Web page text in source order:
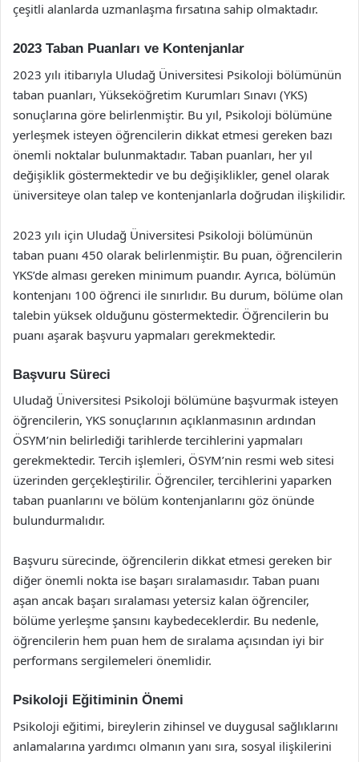
çeşitli alanlarda uzmanlaşma fırsatına sahip olmaktadır.
2023 Taban Puanları ve Kontenjanlar
2023 yılı itibarıyla Uludağ Üniversitesi Psikoloji bölümünün
taban puanları, Yükseköğretim Kurumları Sınavı (YKS)
sonuçlarına göre belirlenmiştir. Bu yıl, Psikoloji bölümüne
yerleşmek isteyen öğrencilerin dikkat etmesi gereken bazı
önemli noktalar bulunmaktadır. Taban puanları, her yıl
değişiklik göstermektedir ve bu değişiklikler, genel olarak
üniversiteye olan talep ve kontenjanlarla doğrudan ilişkilidir.
2023 yılı için Uludağ Üniversitesi Psikoloji bölümünün
taban puanı 450 olarak belirlenmiştir. Bu puan, öğrencilerin
YKS’de alması gereken minimum puandır. Ayrıca, bölümün
kontenjanı 100 öğrenci ile sınırlıdır. Bu durum, bölüme olan
talebin yüksek olduğunu göstermektedir. Öğrencilerin bu
puanı aşarak başvuru yapmaları gerekmektedir.
Başvuru Süreci
Uludağ Üniversitesi Psikoloji bölümüne başvurmak isteyen
öğrencilerin, YKS sonuçlarının açıklanmasının ardından
ÖSYM’nin belirlediği tarihlerde tercihlerini yapmaları
gerekmektedir. Tercih işlemleri, ÖSYM’nin resmi web sitesi
üzerinden gerçekleştirilir. Öğrenciler, tercihlerini yaparken
taban puanlarını ve bölüm kontenjanlarını göz önünde
bulundurmalıdır.
Başvuru sürecinde, öğrencilerin dikkat etmesi gereken bir
diğer önemli nokta ise başarı sıralamasıdır. Taban puanı
aşan ancak başarı sıralaması yetersiz kalan öğrenciler,
bölüme yerleşme şansını kaybedeceklerdir. Bu nedenle,
öğrencilerin hem puan hem de sıralama açısından iyi bir
performans sergilemeleri önemlidir.
Psikoloji Eğitiminin Önemi
Psikoloji eğitimi, bireylerin zihinsel ve duygusal sağlıklarını
anlamalarına yardımcı olmanın yanı sıra, sosyal ilişkilerini